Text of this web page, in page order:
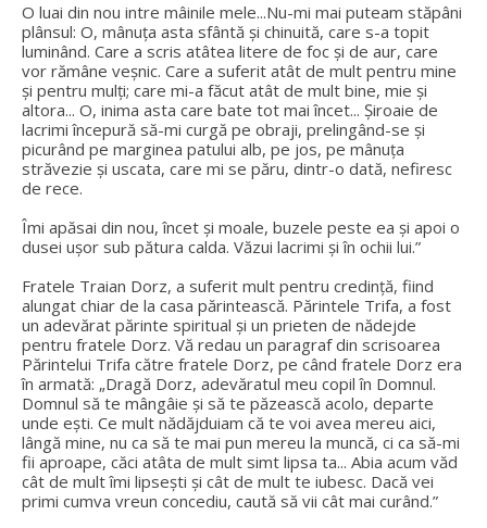
O luai din nou intre mâinile mele...Nu-mi mai puteam stăpâni
plânsul: O, mânuța asta sfântă și chinuită, care s-a topit
luminând. Care a scris atâtea litere de foc și de aur, care
vor rămâne veșnic. Care a suferit atât de mult pentru mine
și pentru mulți; care mi-a făcut atât de mult bine, mie și
altora... O, inima asta care bate tot mai încet... Șiroaie de
lacrimi începură să-mi curgă pe obraji, prelingând-se și
picurând pe marginea patului alb, pe jos, pe mânuța
străvezie și uscata, care mi se păru, dintr-o dată, nefiresc
de rece.
Îmi apăsai din nou, încet și moale, buzele peste ea și apoi o
dusei ușor sub pătura calda. Văzui lacrimi și în ochii lui.”
Fratele Traian Dorz, a suferit mult pentru credință, fiind
alungat chiar de la casa părintească. Părintele Trifa, a fost
un adevărat părinte spiritual și un prieten de nădejde
pentru fratele Dorz. Vă redau un paragraf din scrisoarea
Părintelui Trifa către fratele Dorz, pe când fratele Dorz era
în armată: „Dragă Dorz, adevăratul meu copil în Domnul.
Domnul să te mângâie și să te păzească acolo, departe
unde ești. Ce mult nădăjduiam că te voi avea mereu aici,
lângă mine, nu ca să te mai pun mereu la muncă, ci ca să-mi
fii aproape, căci atâta de mult simt lipsa ta... Abia acum văd
cât de mult îmi lipsești și cât de mult te iubesc. Dacă vei
primi cumva vreun concediu, caută să vii cât mai curând.”